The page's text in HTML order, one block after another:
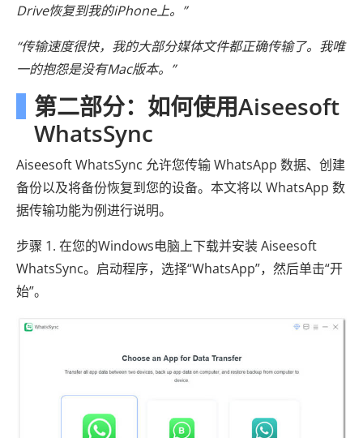
Drive恢复到我的iPhone上。”
“传输速度很快，我的大部分媒体文件都正确传输了。我唯
一的抱怨是没有Mac版本。”
第二部分：如何使用Aiseesoft
WhatsSync
Aiseesoft WhatsSync 允许您传输 WhatsApp 数据、创建
备份以及将备份恢复到您的设备。本文将以 WhatsApp 数
据传输功能为例进行说明。
步骤 1. 在您的Windows电脑上下载并安装 Aiseesoft
WhatsSync。启动程序，选择“WhatsApp”，然后单击“开
始”。